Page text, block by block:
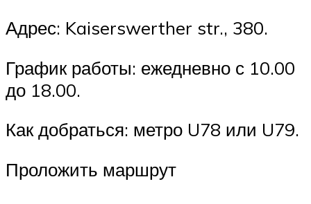
Адрес: Kaiserswerther str., 380.
График работы: ежедневно с 10.00
до 18.00.
Как добраться: метро U78 или U79.
Проложить маршрут